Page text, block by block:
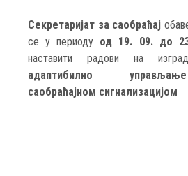
Секретаријат за саобраћај
се у периоду од 19. 09. до 2
наставити радови на
адаптибилно
саобраћајном сигнализацијом